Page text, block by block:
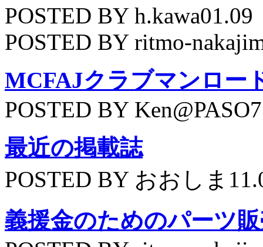
POSTED BY h.kawa01.09
POSTED BY ritmo-
MCFAJクラブマンロー
POSTED BY
最近の掲載誌
POSTED BY おおしま
義援金のためのパーツ